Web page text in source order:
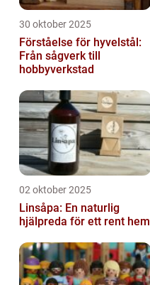
30 oktober 2025
Förståelse för hyvelstål:
Från sågverk till
hobbyverkstad
02 oktober 2025
Linsåpa: En naturlig
hjälpreda för ett rent hem